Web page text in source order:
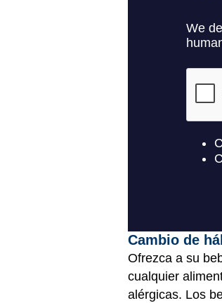
Cambio de
Ofrezca a su
cualquier
alérgicas. Los